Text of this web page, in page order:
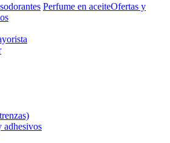
Perfume en aceiteOfertas y
adhesivos